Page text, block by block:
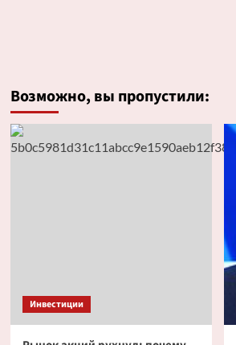
Возможно, вы пропустили:
Инвестиции